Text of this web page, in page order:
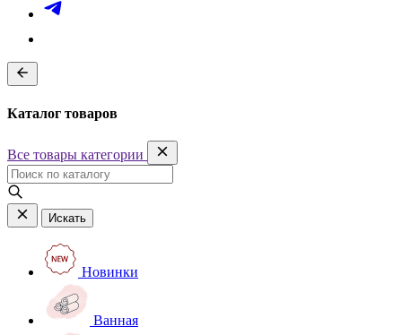
Каталог товаров
Все товары категории
Искать
Новинки
Ванная